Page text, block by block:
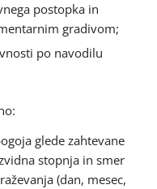
postopka in
gradivom;
po navodilu
glede zahtevane
stopnja in smer
(dan, mesec,